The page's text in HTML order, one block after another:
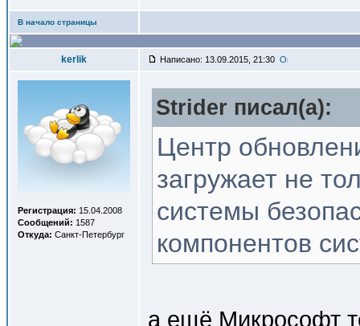
В начало страницы
kerlik Написано: 13.09.2015, 21:30
Регистрация: 15.04.2008
Сообщений: 1587
Откуда: Санкт-Петербург
Strider писал(a):
Центр
загружает не
системы
компонентов
а ещё Микрософт